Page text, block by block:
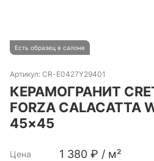
Есть образец в салоне
Артикул: CR-E0427Y29401
КЕРАМОГРАНИТ
FORZA CALACATTA
45×45
Цена 1 380 ₽ / м²